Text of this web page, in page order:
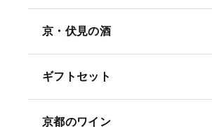
京・伏見の酒
ギフトセット
京都のワイン